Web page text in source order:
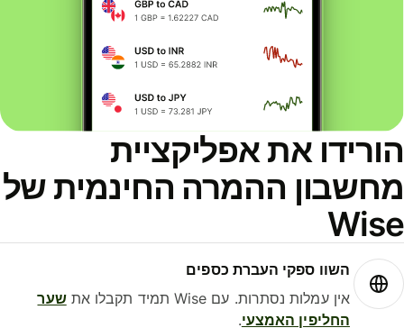
את אפליקציית
ההמרה החינמית של
השוו ספקי העברת כספים
אין עמלות נסתרות. עם Wise תמיד תקבלו את
שער
החליפין האמצעי.